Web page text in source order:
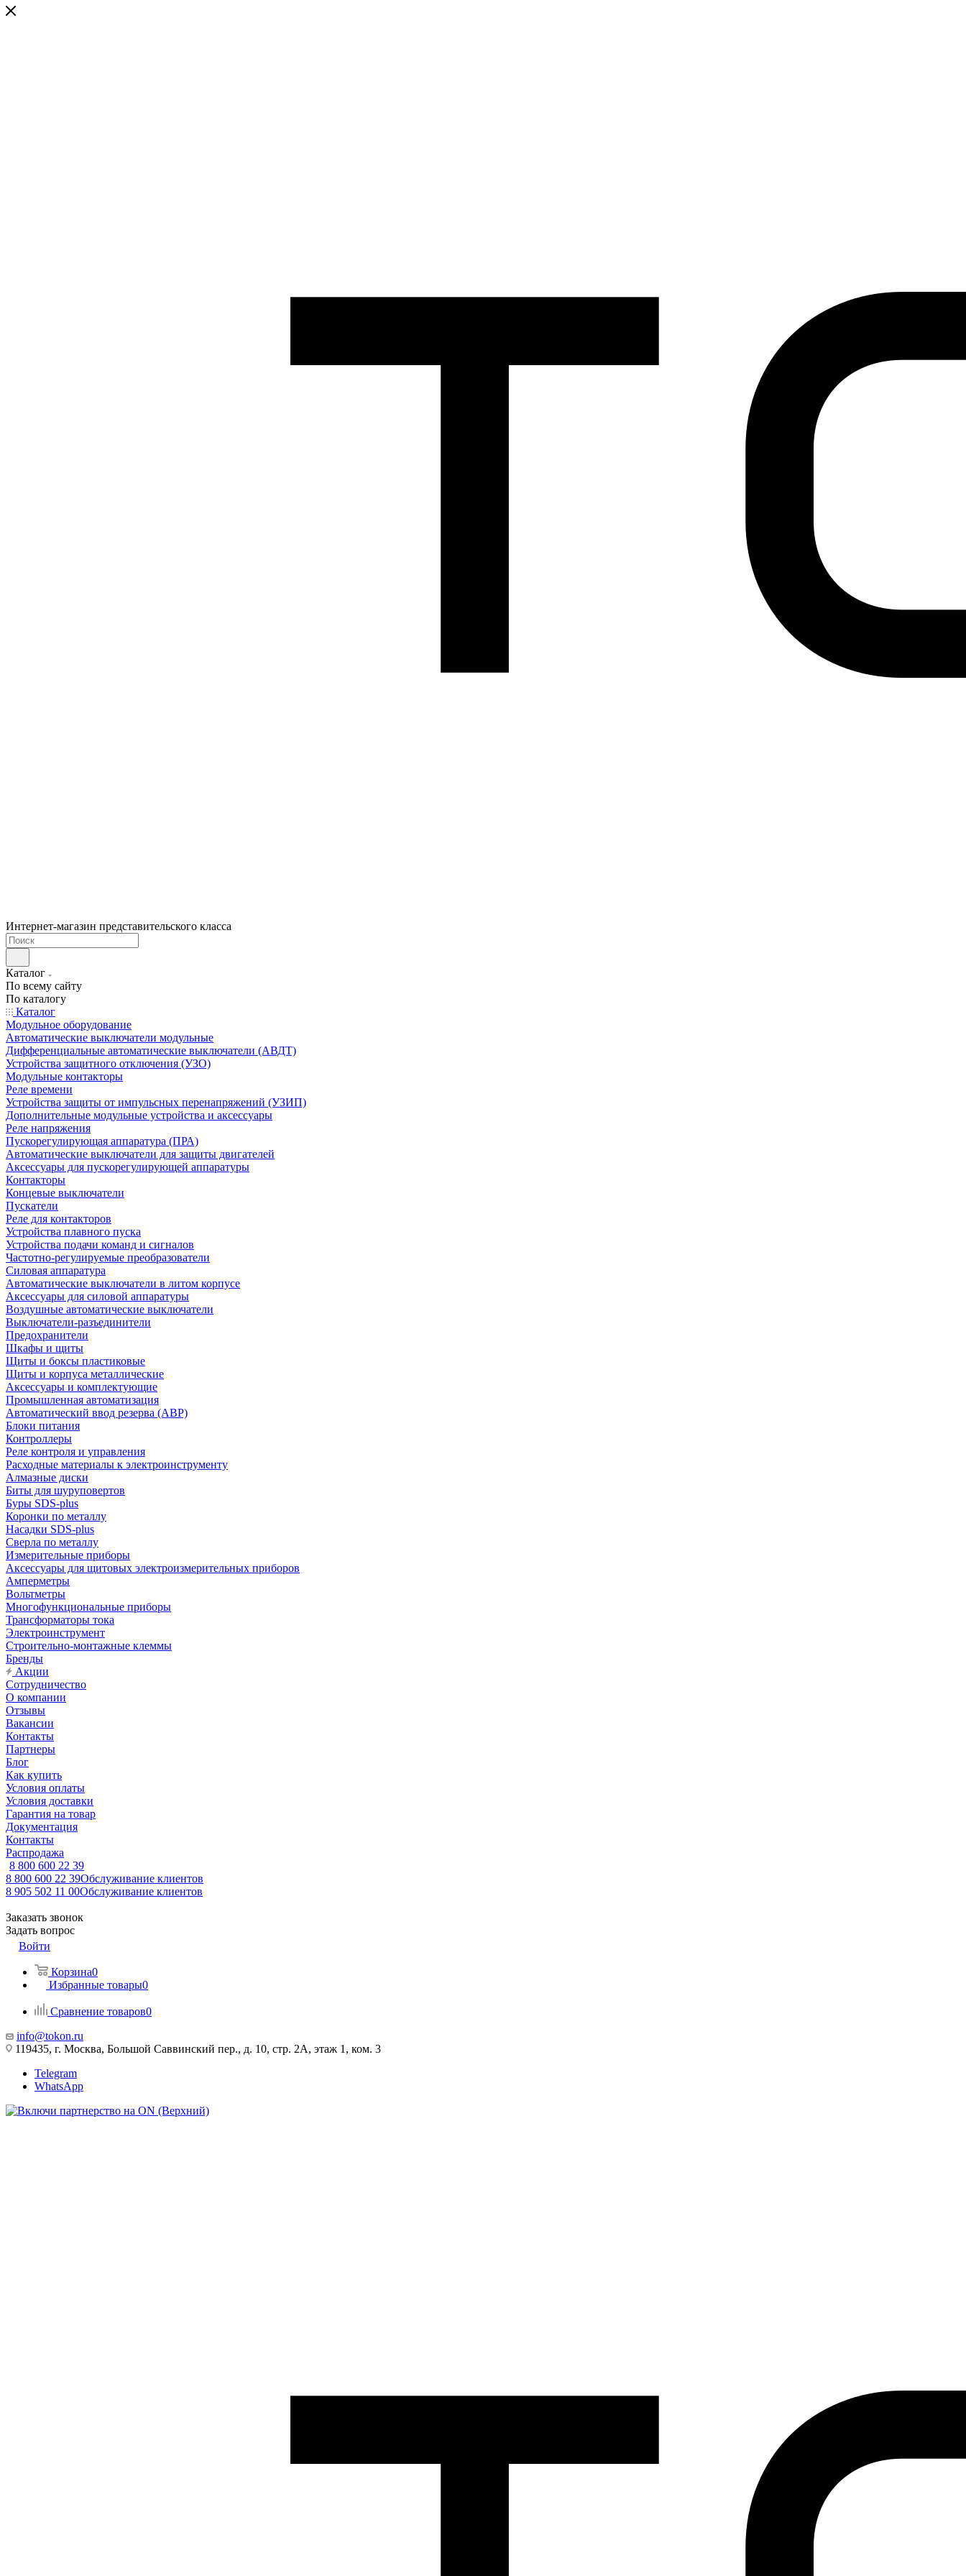
Интернет-магазин представительского класса
Каталог
По всему сайту
По каталогу
Каталог
Модульное оборудование
Автоматические выключатели модульные
Дифференциальные автоматические выключатели (АВДТ)
Устройства защитного отключения (УЗО)
Модульные контакторы
Реле времени
Устройства защиты от импульсных перенапряжений (УЗИП)
Дополнительные модульные устройства и аксессуары
Реле напряжения
Пускорегулирующая аппаратура (ПРА)
Автоматические выключатели для защиты двигателей
Аксессуары для пускорегулирующей аппаратуры
Контакторы
Концевые выключатели
Пускатели
Реле для контакторов
Устройства плавного пуска
Устройства подачи команд и сигналов
Частотно-регулируемые преобразователи
Силовая аппаратура
Автоматические выключатели в литом корпусе
Аксессуары для силовой аппаратуры
Воздушные автоматические выключатели
Выключатели-разъединители
Предохранители
Шкафы и щиты
Щиты и боксы пластиковые
Щиты и корпуса металлические
Аксессуары и комплектующие
Промышленная автоматизация
Автоматический ввод резерва (АВР)
Блоки питания
Контроллеры
Реле контроля и управления
Расходные материалы к электроинструменту
Алмазные диски
Биты для шуруповертов
Буры SDS-plus
Коронки по металлу
Насадки SDS-plus
Сверла по металлу
Измерительные приборы
Аксессуары для щитовых электроизмерительных приборов
Амперметры
Вольтметры
Многофункциональные приборы
Трансформаторы тока
Электроинструмент
Строительно-монтажные клеммы
Бренды
Акции
Сотрудничество
О компании
Отзывы
Вакансии
Контакты
Партнеры
Блог
Как купить
Условия оплаты
Условия доставки
Гарантия на товар
Документация
Контакты
Распродажа
8 800 600 22 39
8 800 600 22 39Обслуживание клиентов
8 905 502 11 00Обслуживание клиентов
Заказать звонок
Задать вопрос
Войти
Корзина0
Избранные товары0
Сравнение товаров0
info@tokon.ru
119435, г. Москва, Большой Саввинский пер., д. 10, стр. 2А, этаж 1, ком. 3
Telegram
WhatsApp